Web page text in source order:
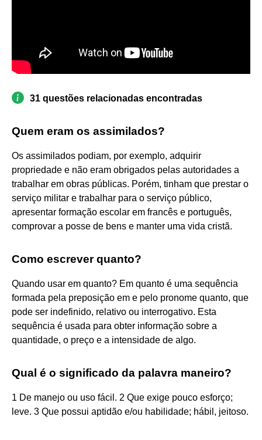
31 questões relacionadas encontradas
Quem eram os assimilados?
Os assimilados podiam, por exemplo, adquirir
propriedade e não eram obrigados pelas autoridades a
trabalhar em obras públicas. Porém, tinham que prestar o
serviço militar e trabalhar para o serviço público,
apresentar formação escolar em francês e português,
comprovar a posse de bens e manter uma vida cristã.
Como escrever quanto?
Quando usar em quanto? Em quanto é uma sequência
formada pela preposição em e pelo pronome quanto, que
pode ser indefinido, relativo ou interrogativo. Esta
sequência é usada para obter informação sobre a
quantidade, o preço e a intensidade de algo.
Qual é o significado da palavra maneiro?
1 De manejo ou uso fácil. 2 Que exige pouco esforço;
leve. 3 Que possui aptidão e/ou habilidade; hábil, jeitoso.